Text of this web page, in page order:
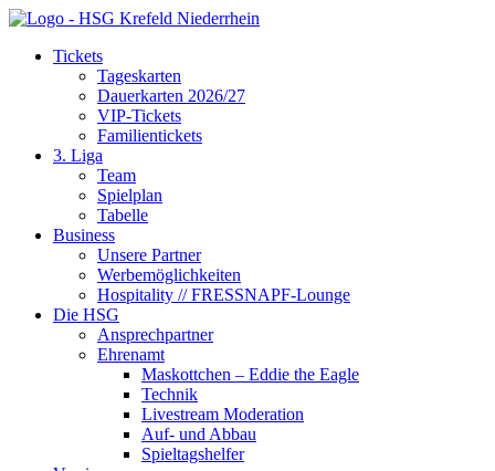
Tickets
Tageskarten
Dauerkarten 2026/27
VIP-Tickets
Familientickets
3. Liga
Team
Spielplan
Tabelle
Business
Unsere Partner
Werbemöglichkeiten
Hospitality // FRESSNAPF-Lounge
Die HSG
Ansprechpartner
Ehrenamt
Maskottchen – Eddie the Eagle
Technik
Livestream Moderation
Auf- und Abbau
Spieltagshelfer